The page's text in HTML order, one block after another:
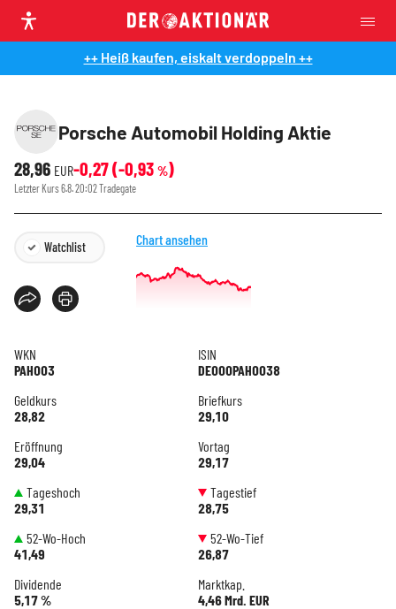
++ Heiß kaufen, eiskalt verdoppeln ++
Porsche Automobil Holding Aktie
28,96 EUR-0,27(-0,93 %)
Letzter Kurs6.8. 20:02Tradegate
Watchlist Chart ansehen
WKN
PAH003
ISIN
DE000PAH0038
Geldkurs
28,82
Briefkurs
29,10
Eröffnung
29,04
Vortag
29,17
Tageshoch
29,31
Tagestief
28,75
52-Wo-Hoch
41,49
52-Wo-Tief
26,87
Dividende
5,17 %
Marktkap.
4,46 Mrd. EUR